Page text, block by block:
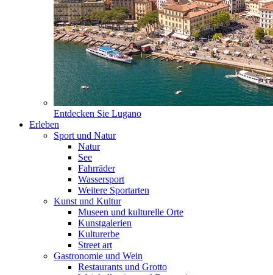
Entdecken Sie Lugano
Erleben
Sport und Natur
Natur
See
Fahrräder
Wassersport
Weitere Sportarten
Kunst und Kultur
Museen und kulturelle Orte
Kunstgalerien
Kulturerbe
Street art
Gastronomie und Wein
Restaurants und Grotto